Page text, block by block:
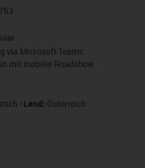
via Microsoft Teams
mit mobiler Roadshow
Land: Österreich